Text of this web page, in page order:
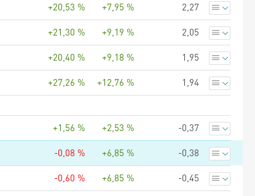
+20,53 % +7,95 % 2,27
+21,30 % +9,19 % 2,05
+20,40 % +9,18 % 1,95
+27,26 % +12,76 % 1,94
+1,56 % +2,53 % -0,37
-0,08 % +6,85 % -0,38
-0,60 % +6,85 % -0,45